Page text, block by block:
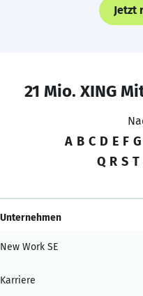
Jetzt
21 Mio. XING
A B C D E F G
Q R S T
Unternehmen
New Work SE
Karriere